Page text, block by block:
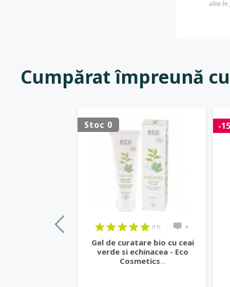
alta în
Cumpărat împreună
Stoc 0
(17) 0
Gel de curatare bio cu ceai
verde si echinacea - Eco
Cosmetics...
-